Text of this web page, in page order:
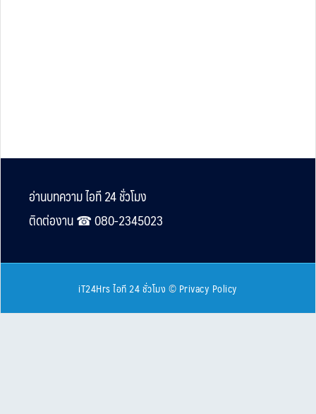
Footer
อ่านบทความ ไอที 24 ชั่วโมง
ติดต่องาน ☎︎ 080-2345023
iT24Hrs ไอที 24 ชั่วโมง © Privacy Policy